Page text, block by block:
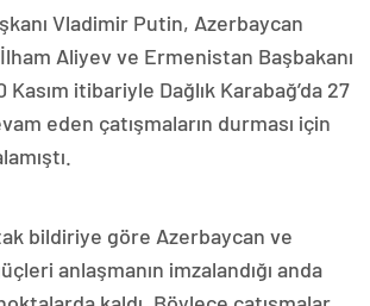
Vladimir Putin, Azerbaycan
Aliyev ve Ermenistan Başbakanı
Kasım itibariyle Dağlık Karabağ’da 27
eden çatışmaların durması için
bildiriye göre Azerbaycan ve
anlaşmanın imzalandığı anda